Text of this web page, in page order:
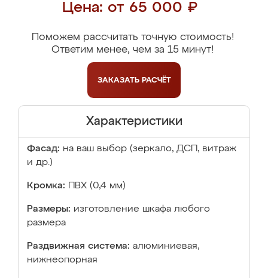
Цена: от 65 000 ₽
Поможем рассчитать точную стоимость!
Ответим менее, чем за 15 минут!
ЗАКАЗАТЬ РАСЧЁТ
Характеристики
Фасад: на ваш выбор (зеркало, ДСП, витраж
и др.)
Кромка: ПВХ (0,4 мм)
Размеры: изготовление шкафа любого
размера
Раздвижная система: алюминиевая,
нижнеопорная